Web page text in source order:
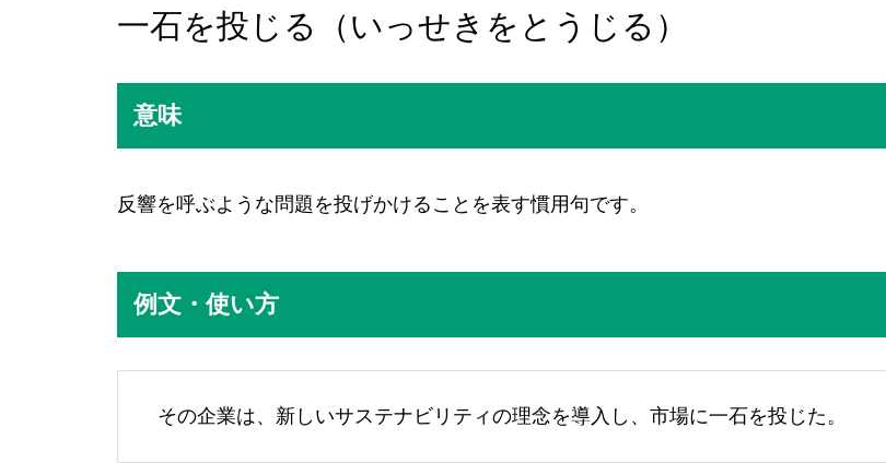
一石を投じる（いっせきをとうじる）
意味
反響を呼ぶような問題を投げかけることを表す慣用句です。
例文・使い方
その企業は、新しいサステナビリティの理念を導入し、市場に一石を投じた。